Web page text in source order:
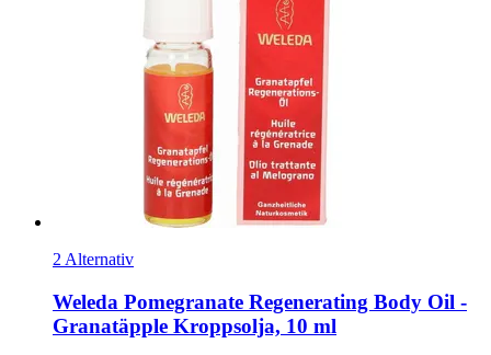
2 Alternativ
Weleda Pomegranate Regenerating Body Oil -​
Granatäpple Kroppsolja, 10 ml